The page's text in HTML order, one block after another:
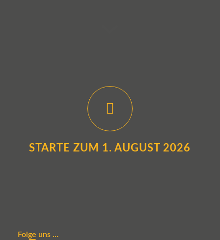
STARTE ZUM 1. AUGUST 2026
Folge uns …